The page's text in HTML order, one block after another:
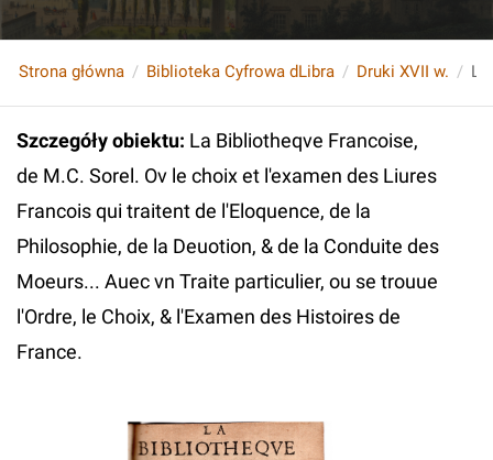
Strona główna Biblioteka Cyfrowa dLibra Druki XVII w.
Szczegóły obiektu: La Bibliotheqve Francoise,
de M.C. Sorel. Ov le choix et l'examen des Liures
Francois qui traitent de l'Eloquence, de la
Philosophie, de la Deuotion, & de la Conduite des
Moeurs... Auec vn Traite particulier, ou se trouue
l'Ordre, le Choix, & l'Examen des Histoires de
France.